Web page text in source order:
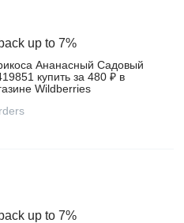
up to 7%
Ананасный Садовый
купить за 480 ₽ в
Wildberries
up to 7%